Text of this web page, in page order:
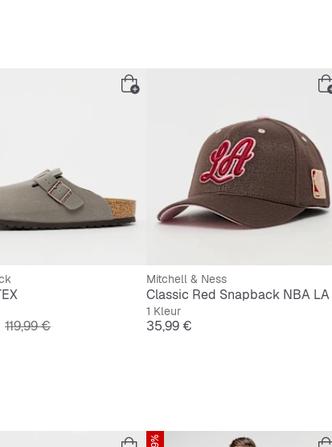
Originele Prijs
119,99 €
Mitchell & Ness
1 Kleur
Prijs
35,99 €